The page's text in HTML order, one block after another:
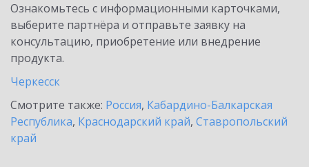
Ознакомьтесь с информационными карточками,
выберите партнёра и отправьте заявку на
консультацию, приобретение или внедрение
продукта.
Черкесск
Смотрите также: Россия, Кабардино-Балкарская
Республика, Краснодарский край, Ставропольский
край